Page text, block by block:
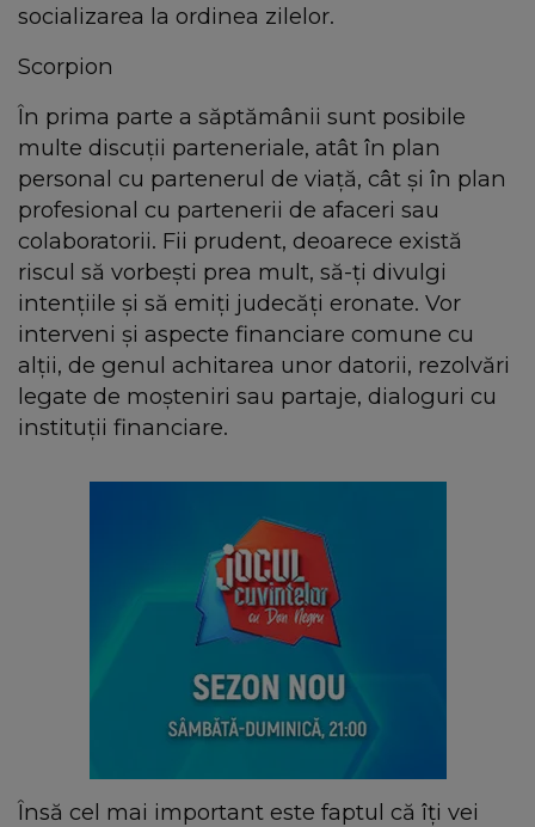
socializarea la ordinea zilelor.
Scorpion
În prima parte a săptămânii sunt posibile
multe discuţii parteneriale, atât în plan
personal cu partenerul de viaţă, cât şi în plan
profesional cu partenerii de afaceri sau
colaboratorii. Fii prudent, deoarece există
riscul să vorbeşti prea mult, să-ţi divulgi
intenţiile şi să emiţi judecăţi eronate. Vor
interveni şi aspecte financiare comune cu
alţii, de genul achitarea unor datorii, rezolvări
legate de moşteniri sau partaje, dialoguri cu
instituţii financiare.
Însă cel mai important este faptul că îţi vei